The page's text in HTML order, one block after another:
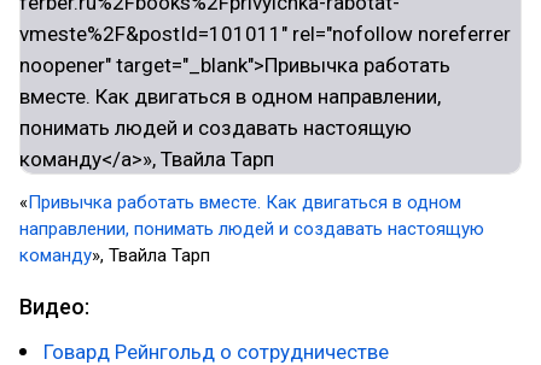
​«Привычка работать вместе. Как двигаться в одном
направлении, понимать людей и создавать настоящую
команду», Твайла Тарп
Видео:
Говард Рейнгольд о сотрудничестве